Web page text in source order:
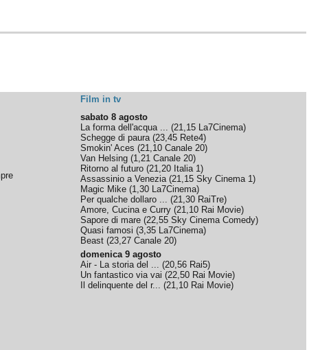
Film in tv
sabato 8 agosto
La forma dell'acqua ... (21,15 La7Cinema)
Schegge di paura(23,45 Rete4)
Smokin' Aces (21,10 Canale 20)
Van Helsing (1,21 Canale 20)
Ritorno al futuro (21,20 Italia 1)
Assassinio a Venezia(21,15 Sky Cinema 1)
Magic Mike (1,30 La7Cinema)
Per qualche dollaro ... (21,30 RaiTre)
Amore, Cucina e Curry (21,10 Rai Movie)
Sapore di mare (22,55 Sky Cinema Comedy)
Quasi famosi (3,35 La7Cinema)
Beast (23,27 Canale 20)
domenica 9 agosto
Air - La storia del ... (20,56 Rai5)
Un fantastico via vai (22,50 Rai Movie)
Il delinquente del r... (21,10 Rai Movie)